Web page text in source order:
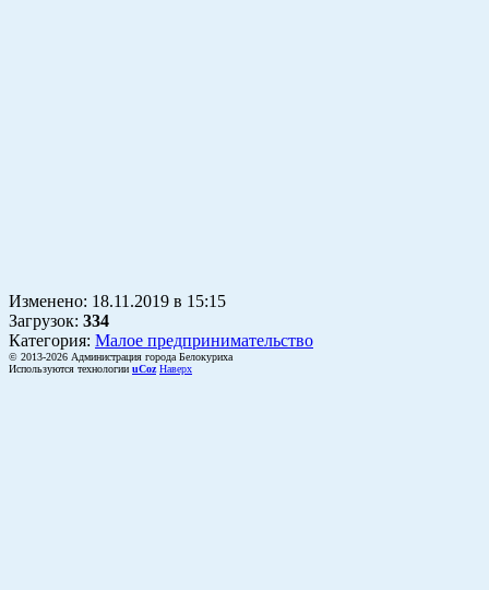
Изменено: 18.11.2019 в 15:15
Загрузок: 334
Категория: Малое предпринимательство
© 2013-2026 Администрация города Белокуриха
Используются технологии uCoz Наверх